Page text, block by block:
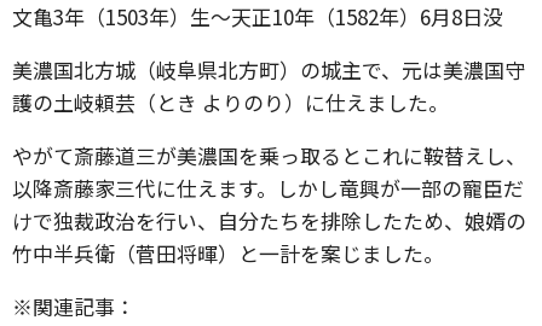
文亀3年（1503年）生～天正10年（1582年）6月8日没
美濃国北方城（岐阜県北方町）の城主で、元は美濃国守
護の土岐頼芸（とき よりのり）に仕えました。
やがて斎藤道三が美濃国を乗っ取るとこれに鞍替えし、
以降斎藤家三代に仕えます。しかし竜興が一部の寵臣だ
けで独裁政治を行い、自分たちを排除したため、娘婿の
竹中半兵衛（菅田将暉）と一計を案じました。
※関連記事：